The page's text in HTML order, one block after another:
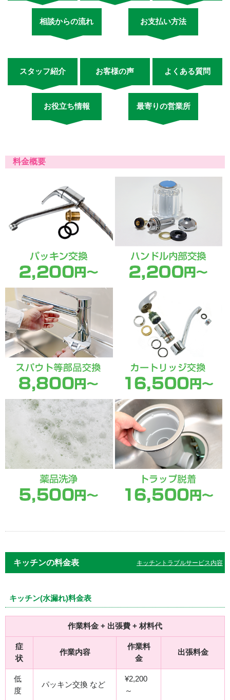
相談からの流れ お支払い方法
スタッフ紹介 お客様の声 よくある質問
お役立ち情報 最寄りの営業所
料金概要
キッチンの料金表 キッチントラブルサービス内容
キッチン(水漏れ)料金表
作業料金 + 出張費 + 材料代
症
状
作業内容
作業料
金
出張料金
低
度
パッキン交換 など
¥2,200
～